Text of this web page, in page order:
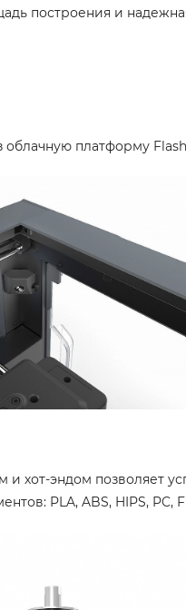
построения и
платформу
хот-эндом позволяет
PLA, ABS, HIPS, PC,